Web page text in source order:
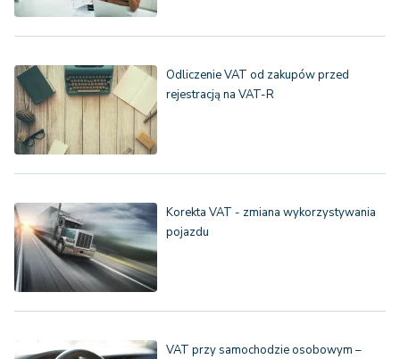
Odliczenie VAT od zakupów przed
rejestracją na VAT-R
Korekta VAT - zmiana wykorzystywania
pojazdu
VAT przy samochodzie osobowym –